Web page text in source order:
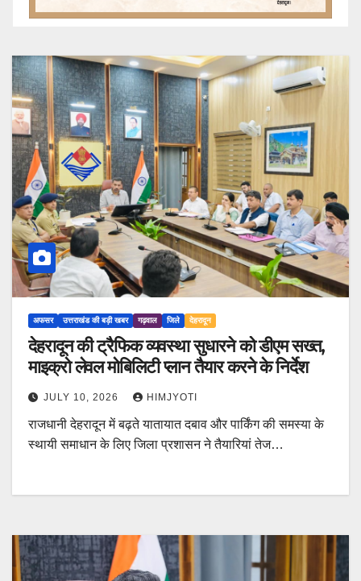
अफसर उत्तराखंड की बड़ी खबर गढ़वाल जिले देहरादून
देहरादून की ट्रैफिक व्यवस्था सुधारने को डीएम सख्त,
माइक्रो लेवल मोबिलिटी प्लान तैयार करने के निर्देश
JULY 10, 2026 HIMJYOTI
राजधानी देहरादून में बढ़ते यातायात दबाव और पार्किंग की समस्या के
स्थायी समाधान के लिए जिला प्रशासन ने तैयारियां तेज…